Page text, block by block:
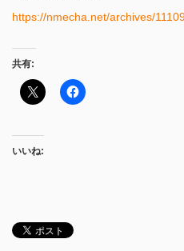
https://nmecha.net/archives/
共有:
いいね: